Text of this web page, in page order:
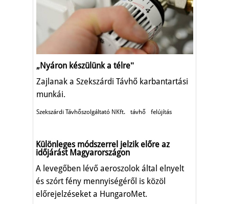
„Nyáron készülünk a télreʺ
Zajlanak a Szekszárdi Távhő karbantartási
munkái.
Szekszárdi Távhőszolgáltató NKft. távhő felújítás
Különleges módszerrel jelzik előre az
időjárást Magyarországon
A levegőben lévő aeroszolok által elnyelt
és szórt fény mennyiségéről is közöl
előrejelzéseket a HungaroMet.